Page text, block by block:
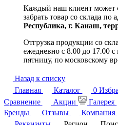
Каждый наш клиент может
забрать товар со склада по
Республика, г. Канаш,
Отгрузка продукции со
ежедневно с 8.00 до 17.00
пятницу, по московскому
Назад к списку
Главная
Каталог 0
Сравнение
Акции Галерея
Бренды
Отзывы Компания